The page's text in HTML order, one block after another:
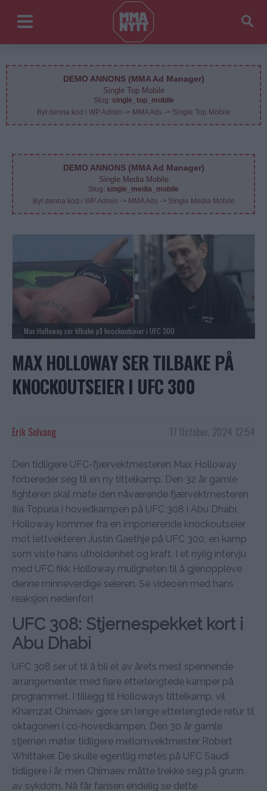
DEMO ANNONS (MMA Ad Manager)
Single Top Mobile
Slug: single_top_mobile
Byt denna kod i WP Admin -> MMA Ads -> Single Top Mobile
DEMO ANNONS (MMA Ad Manager)
Single Media Mobile
Slug: single_media_mobile
Byt denna kod i WP Admin -> MMA Ads -> Single Media Mobile
Max Holloway ser tilbake på knockoutseier i UFC 300
MAX HOLLOWAY SER TILBAKE PÅ
KNOCKOUTSEIER I UFC 300
17 October, 2024 12:54
Erik Solvang
Den tidligere UFC-fjærvektmesteren Max Holloway
forbereder seg til en ny tittelkamp. Den 32 år gamle
fighteren skal møte den nåværende fjærvektmesteren
Ilia Topuria i hovedkampen på UFC 308 i Abu Dhabi.
Holloway kommer fra en imponerende knockoutseier
mot lettvekteren Justin Gaethje på UFC 300, en kamp
som viste hans utholdenhet og kraft. I et nylig intervju
med UFC fikk Holloway muligheten til å gjenoppleve
denne minneverdige seieren. Se videoen med hans
reaksjon nedenfor!
UFC 308: Stjernespekket kort i
Abu Dhabi
UFC 308 ser ut til å bli et av årets mest spennende
arrangementer, med flere etterlengtede kamper på
programmet. I tillegg til Holloways tittelkamp, vil
Khamzat Chimaev gjøre sin lenge etterlengtede retur til
oktagonen i co-hovedkampen. Den 30 år gamle
stjernen møter tidligere mellomvektmester Robert
Whittaker. De skulle egentlig møtes på UFC Saudi
tidligere i år, men Chimaev måtte trekke seg på grunn
av sykdom. Nå får fansen endelig se dette